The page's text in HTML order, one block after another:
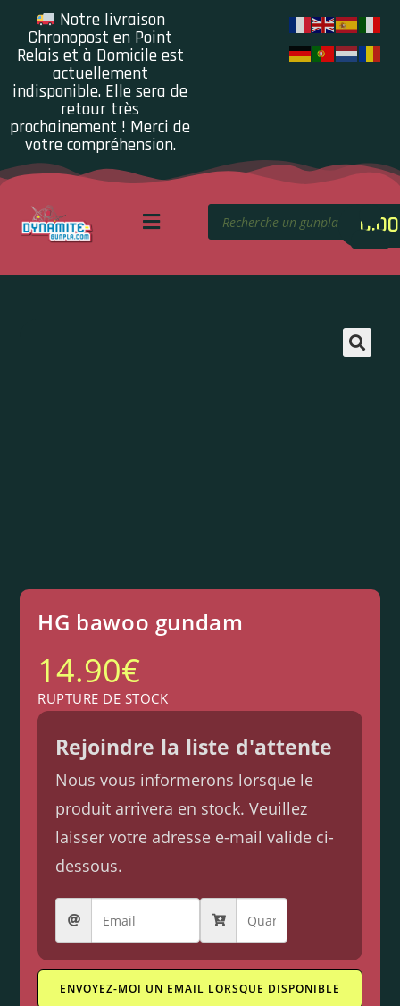
Notre livraison
Chronopost en Point
Relais et à Domicile est
actuellement
indisponible. Elle sera de
retour très
prochainement ! Merci de
votre compréhension.
0.00
HG bawoo gundam
14.90€
RUPTURE DE STOCK
Rejoindre la liste d'attente
Nous vous informerons lorsque le
produit arrivera en stock. Veuillez
laisser votre adresse e-mail valide ci-
dessous.
ENVOYEZ-MOI UN EMAIL LORSQUE DISPONIBLE